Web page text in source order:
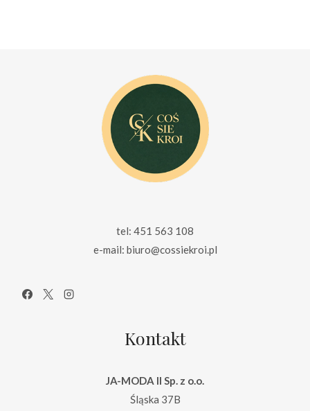
tel: 451 563 108
e-mail: biuro@cossiekroi.pl
Kontakt
JA-MODA II Sp. z o.o.
Śląska 37B